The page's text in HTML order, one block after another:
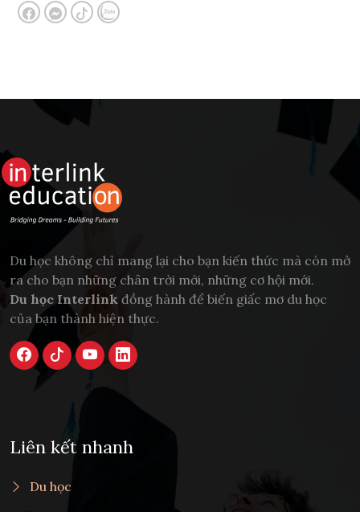
Du học không chỉ mang lại cho bạn kiến thức mà còn mở
ra cho bạn những chân trời mới, những cơ hội mới.
Du học Interlink đồng hành để biến giấc mơ du học
của bạn thành hiện thực.
Liên kết nhanh
Du học